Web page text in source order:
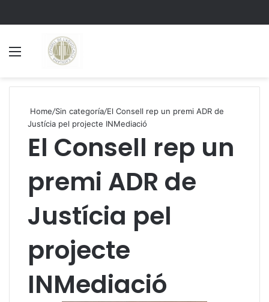
Home/Sin categoría/El Consell rep un premi ADR de
Justícia pel projecte INMediació
El Consell rep un
premi ADR de
Justícia pel
projecte
INMediació